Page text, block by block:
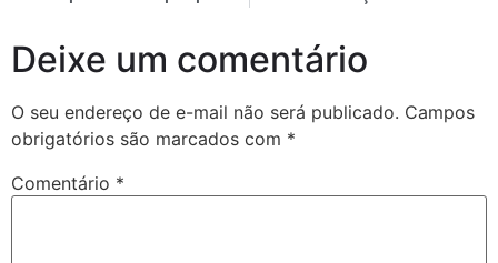
Deixe um comentário
O seu endereço de e-mail não será publicado. Campos
obrigatórios são marcados com *
Comentário *